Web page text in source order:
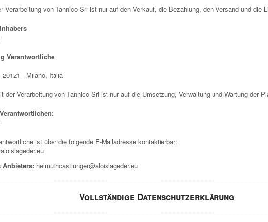
Verarbeitung von Tannico Srl ist nur auf den Verkauf, die Bezahlung, den Versand und die
Verantwortliche
20121 - Milano, Italia
der Verarbeitung von Tannico Srl ist nur auf die Umsetzung, Verwaltung und Wartung der
ist über die folgende E-Mailadresse kontaktierbar:
Anbieters: helmuthcastlunger@aloislageder.eu
Vollständige Datenschutzerklärung